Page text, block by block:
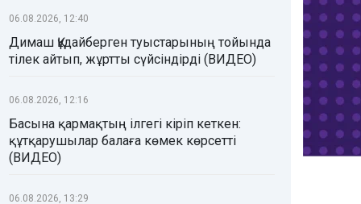
06.08.2026, 12:40
Димаш Құдайберген туыстарының тойында
тілек айтып, жұртты сүйсіндірді (ВИДЕО)
06.08.2026, 12:16
Басына қармақтың ілгегі кіріп кеткен:
құтқарушылар балаға көмек көрсетті
(ВИДЕО)
06.08.2026, 13:29